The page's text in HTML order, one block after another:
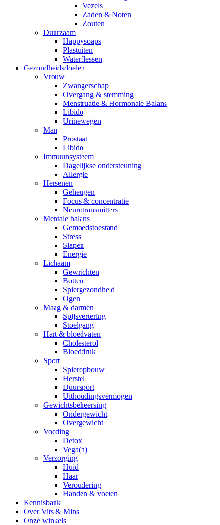
Vezels
Zaden & Noten
Zouten
Duurzaam
Happysoaps
Plastuiten
Waterflessen
Gezondheidsdoelen
Vrouw
Zwangerschap
Overgang & stemming
Menstruatie & Hormonale Balans
Libido
Urinewegen
Man
Prostaat
Libido
Immuunsysteem
Dagelijkse ondersteuning
Allergie
Hersenen
Geheugen
Focus & concentratie
Neurotransmitters
Mentale balans
Gemoedstoestand
Stress
Slapen
Energie
Lichaam
Gewrichten
Botten
Spiergezondheid
Ogen
Maag & darmen
Spijsvertering
Stoelgang
Hart & bloedvaten
Cholesterol
Bloeddruk
Sport
Spieropbouw
Herstel
Duursport
Uithoudingsvermogen
Gewichtsbeheersing
Ondergewicht
Overgewicht
Voeding
Detox
Vega(n)
Verzorging
Huid
Haar
Veroudering
Handen & voeten
Kennisbank
Over Vits & Mins
Onze winkels